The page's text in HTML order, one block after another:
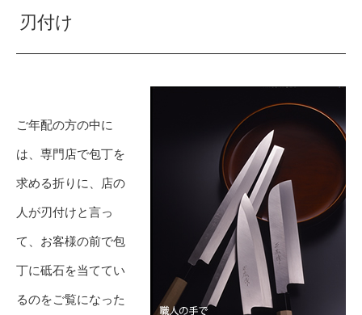
刃付け
ご年配の方の中に
は、専門店で包丁を
求める折りに、店の
人が刃付けと言っ
て、お客様の前で包
丁に砥石を当ててい
るのをご覧になった